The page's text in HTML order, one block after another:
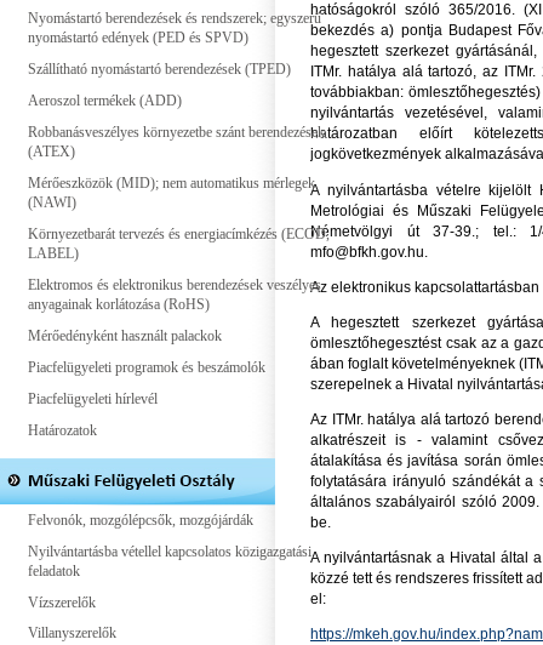
Nyomástartó berendezések és rendszerek; egyszerű
nyomástartó edények (PED és SPVD)
Szállítható nyomástartó berendezések (TPED)
Aeroszol termékek (ADD)
Robbanásveszélyes környezetbe szánt berendezések
(ATEX)
Mérőeszközök (MID); nem automatikus mérlegek
(NAWI)
Környezetbarát tervezés és energiacímkézés (ECOD,
LABEL)
Elektromos és elektronikus berendezések veszélyes
anyagainak korlátozása (RoHS)
Mérőedényként használt palackok
Piacfelügyeleti programok és beszámolók
Piacfelügyeleti hírlevél
Határozatok
Felvonók, mozgólépcsők, mozgójárdák
Nyilvántartásba vétellel kapcsolatos közigazgatási
feladatok
Vízszerelők
Villanyszerelők
hatóságokról szóló 365/2016.
bekezdés a) pontja Budapest
hegesztett szerkezet
ITMr. hatálya alá tartozó, az
továbbiakban:
nyilvántartás vezetésével,
határozatban előírt
jogkövetkezmények
A nyilvántartásba vételre kijelölt
Metrológiai és Műszaki
Németvölgyi út 37-39.; tel.:
mfo@bfkh.gov.hu.
Az elektronikus
A hegesztett szerkezet
ömlesztőhegesztést csak az a
ában foglalt követelményeknek
szerepelnek a Hivatal
Az ITMr. hatálya alá tartozó
alkatrészeit is - valamint
átalakítása és javítása során
folytatására irányuló szándékát a
általános szabályairól szóló
be.
A nyilvántartásnak a Hivatal által
közzé tett és rendszeres frissített
el:
https://mkeh.gov.hu/